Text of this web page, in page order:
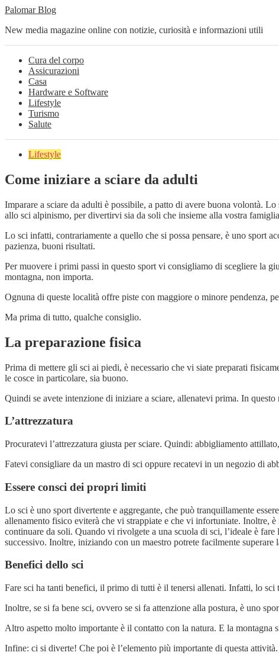
Palomar Blog
New media magazine online con notizie, curiosità e informazioni utili
Cura del corpo
Assicurazioni
Casa
Hardware e Software
Lifestyle
Turismo
Salute
Lifestyle
Come iniziare a sciare da adulti
Imparare a sciare da adulti è possibile, a patto di avere buona volontà.
allo sci alpinismo, per divertirvi sia da soli che insieme alla vostra
Lo sci infatti, contrariamente a quello che si possa pensare, è uno sport
pazienza, buoni risultati.
Per muovere i primi passi in questo sport vi consigliamo di scegliere la
montagna, non importa.
Ognuna di queste località offre piste con maggiore o minore pendenza,
Ma prima di tutto, qualche consiglio.
La preparazione fisica
Prima di mettere gli sci ai piedi, è necessario che vi siate preparati
le cosce in particolare, sia buono.
Quindi se avete intenzione di iniziare a sciare, allenatevi prima. In
L’attrezzatura
Procuratevi l’attrezzatura giusta per sciare. Quindi: abbigliamento
Fatevi consigliare da un mastro di sci oppure recatevi in un negozio di
Essere consci dei propri limiti
Lo sci è uno sport divertente e aggregante, che può tranquillamente
allenamento fisico eviterà che vi strappiate e che vi infortuniate. Inoltre,
continuare da soli. Quando vi rivolgete a una scuola di sci, l’ideale è
successivo. Inoltre, iniziando con un maestro potrete facilmente
Benefici dello sci
Fare sci ha tanti benefici, il primo di tutti è il tenersi allenati. Infatti, lo
Inoltre, se si fa bene sci, ovvero se si fa attenzione alla postura, è uno
Altro aspetto molto importante è il contatto con la natura. E la montagna
Infine: ci si diverte! Che poi è l’elemento più importante di questa attività.